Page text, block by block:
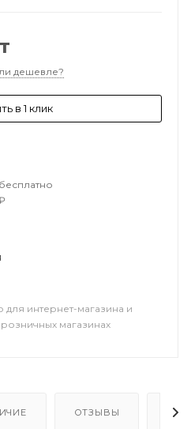
дешевле?
в 1 клик
для интернет-магазина и
магазинах
ОТЗЫВЫ